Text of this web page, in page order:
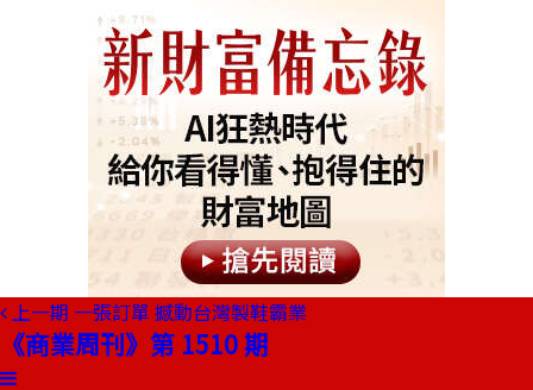
上一期 一張訂單 撼動台灣製鞋霸業
《商業周刊》第 1510 期